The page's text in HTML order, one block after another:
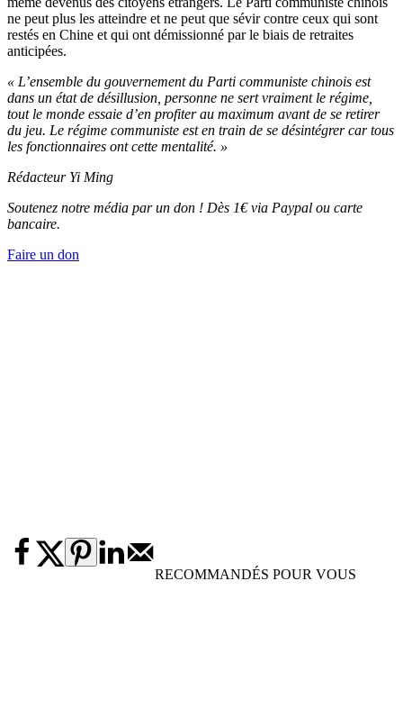
ne peut plus les atteindre et ne peut que sévir contre ceux qui sont
restés en Chine et qui ont démissionné par le biais de retraites
anticipées.
« L’ensemble du gouvernement du Parti communiste chinois est
dans un état de désillusion, personne ne sert vraiment le régime,
tout le monde essaie d’en profiter au maximum avant de se retirer
du jeu. Le régime communiste est en train de se désintégrer car tous
les fonctionnaires ont cette mentalité. »
Rédacteur Yi Ming
Soutenez notre média par un don ! Dès 1€ via Paypal ou carte
bancaire.
Faire un don
RECOMMANDÉS POUR VOUS